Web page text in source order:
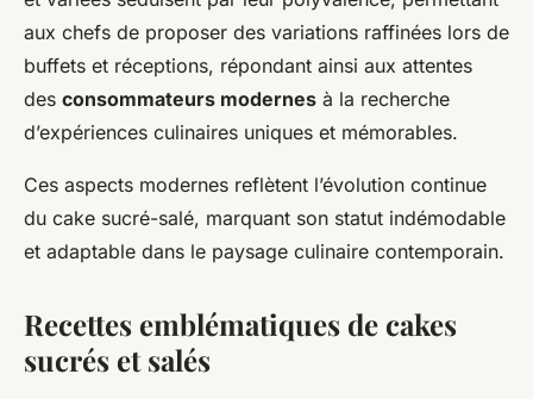
aux chefs de proposer des variations raffinées lors de
buffets et réceptions, répondant ainsi aux attentes
des consommateurs modernes à la recherche
d’expériences culinaires uniques et mémorables.
Ces aspects modernes reflètent l’évolution continue
du cake sucré-salé, marquant son statut indémodable
et adaptable dans le paysage culinaire contemporain.
Recettes emblématiques de cakes
sucrés et salés